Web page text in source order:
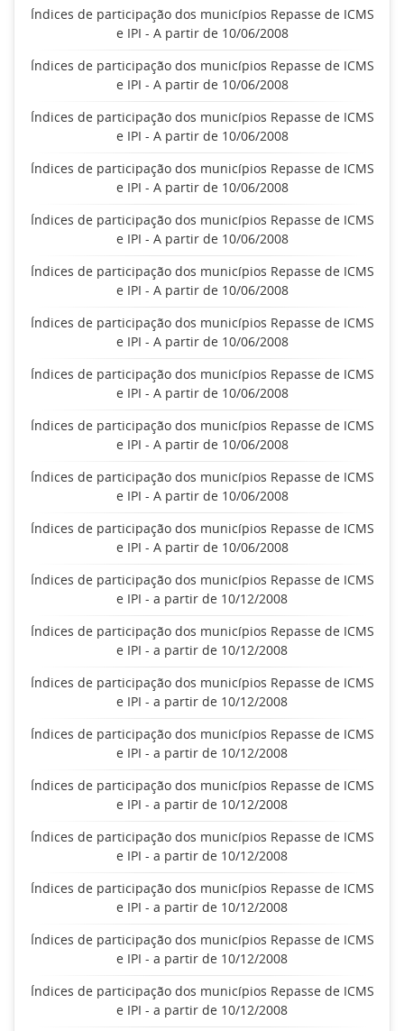
Índices de participação dos municípios Repasse de ICMS
e IPI - A partir de 10/06/2008
Índices de participação dos municípios Repasse de ICMS
e IPI - A partir de 10/06/2008
Índices de participação dos municípios Repasse de ICMS
e IPI - A partir de 10/06/2008
Índices de participação dos municípios Repasse de ICMS
e IPI - A partir de 10/06/2008
Índices de participação dos municípios Repasse de ICMS
e IPI - A partir de 10/06/2008
Índices de participação dos municípios Repasse de ICMS
e IPI - A partir de 10/06/2008
Índices de participação dos municípios Repasse de ICMS
e IPI - A partir de 10/06/2008
Índices de participação dos municípios Repasse de ICMS
e IPI - A partir de 10/06/2008
Índices de participação dos municípios Repasse de ICMS
e IPI - A partir de 10/06/2008
Índices de participação dos municípios Repasse de ICMS
e IPI - A partir de 10/06/2008
Índices de participação dos municípios Repasse de ICMS
e IPI - A partir de 10/06/2008
Índices de participação dos municípios Repasse de ICMS
e IPI - a partir de 10/12/2008
Índices de participação dos municípios Repasse de ICMS
e IPI - a partir de 10/12/2008
Índices de participação dos municípios Repasse de ICMS
e IPI - a partir de 10/12/2008
Índices de participação dos municípios Repasse de ICMS
e IPI - a partir de 10/12/2008
Índices de participação dos municípios Repasse de ICMS
e IPI - a partir de 10/12/2008
Índices de participação dos municípios Repasse de ICMS
e IPI - a partir de 10/12/2008
Índices de participação dos municípios Repasse de ICMS
e IPI - a partir de 10/12/2008
Índices de participação dos municípios Repasse de ICMS
e IPI - a partir de 10/12/2008
Índices de participação dos municípios Repasse de ICMS
e IPI - a partir de 10/12/2008